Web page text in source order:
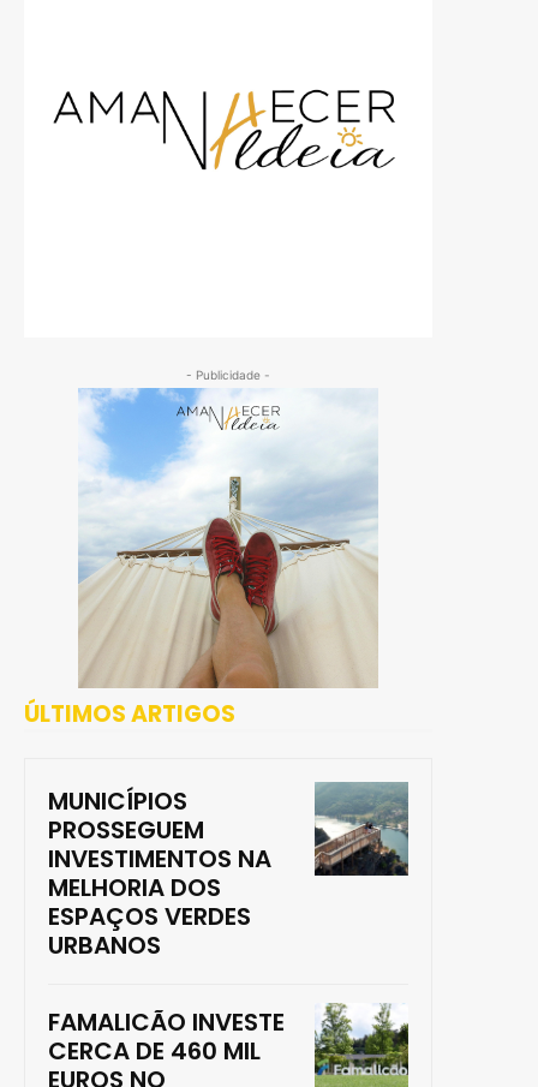
- Publicidade -
ÚLTIMOS ARTIGOS
MUNICÍPIOS
PROSSEGUEM
INVESTIMENTOS NA
MELHORIA DOS
ESPAÇOS VERDES
URBANOS
FAMALICÃO INVESTE
CERCA DE 460 MIL
EUROS NO